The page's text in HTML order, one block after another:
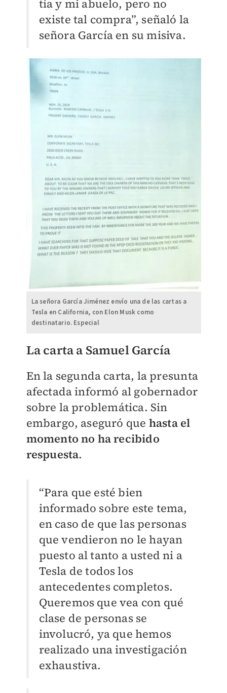
tía y mi abuelo, pero no
existe tal compra”, señaló la
señora García en su misiva.
La señora García Jiménez envío una de las cartas a
Tesla en California, con Elon Musk como
destinatario. Especial
La carta a Samuel García
En la segunda carta, la presunta
afectada informó al gobernador
sobre la problemática. Sin
embargo, aseguró que hasta el
momento no ha recibido
respuesta.
“Para que esté bien
informado sobre este tema,
en caso de que las personas
que vendieron no le hayan
puesto al tanto a usted ni a
Tesla de todos los
antecedentes completos.
Queremos que vea con qué
clase de personas se
involucró, ya que hemos
realizado una investigación
exhaustiva.